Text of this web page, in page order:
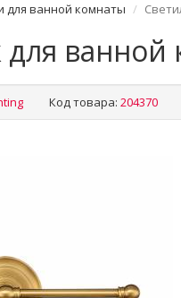
для ванной комнаты
ванной
Код товара: 204370